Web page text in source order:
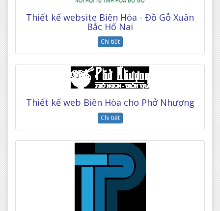
Thiết kế website Biên Hòa - Đồ Gỗ Xuân
Bắc Hố Nai
Chi tiết
Thiết kế web Biên Hòa cho Phở Nhượng
Chi tiết